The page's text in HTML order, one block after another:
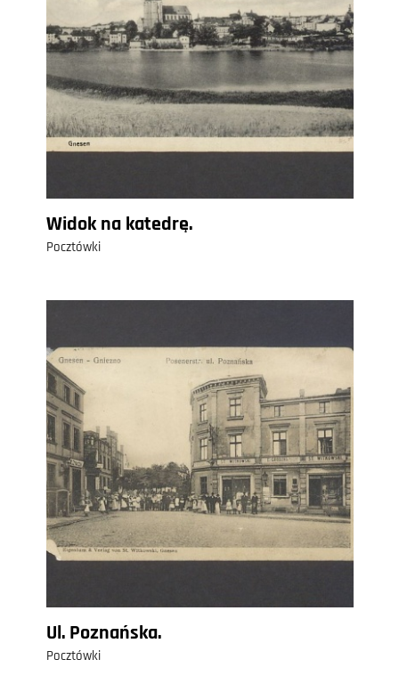
Widok na katedrę.
Pocztówki
Ul. Poznańska.
Pocztówki